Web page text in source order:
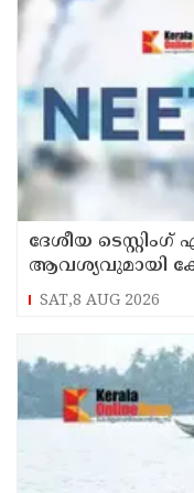
ദേശീയ
ആവശ്യവുമായി
SAT,8 AUG 2026